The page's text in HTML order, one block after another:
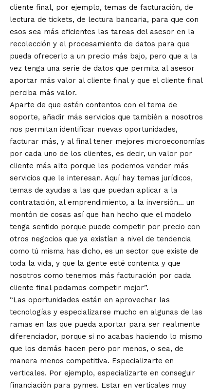
cliente final, por ejemplo, temas de facturación, de
lectura de tickets, de lectura bancaria, para que con
esos sea más eficientes las tareas del asesor en la
recolección y el procesamiento de datos para que
pueda ofrecerlo a un precio más bajo, pero que a la
vez tenga una serie de datos que permita al asesor
aportar más valor al cliente final y que el cliente final
perciba más valor.
Aparte de que estén contentos con el tema de
soporte, añadir más servicios que también a nosotros
nos permitan identificar nuevas oportunidades,
facturar más, y al final tener mejores microeconomías
por cada uno de los clientes, es decir, un valor por
cliente más alto porque les podemos vender más
servicios que le interesan. Aquí hay temas jurídicos,
temas de ayudas a las que puedan aplicar a la
contratación, al emprendimiento, a la inversión… un
montón de cosas así que han hecho que el modelo
tenga sentido porque puede competir por precio con
otros negocios que ya existían a nivel de tendencia
como tú misma has dicho, es un sector que existe de
toda la vida, y que la gente esté contenta y que
nosotros como tenemos más facturación por cada
cliente final podamos competir mejor”.
“Las oportunidades están en aprovechar las
tecnologías y especializarse mucho en algunas de las
ramas en las que pueda aportar para ser realmente
diferenciador, porque si no acabas haciendo lo mismo
que los demás hacen pero por menos, o sea, de
manera menos competitiva. Especializarte en
verticales. Por ejemplo, especializarte en conseguir
financiación para pymes. Estar en verticales muy